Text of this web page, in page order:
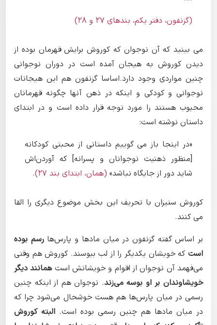
(گزنفون، دفتر یکم، بندهای ۲۷ و ۲۸)
می بینید که آن نوجوان که کوروش برایش قهرمان بوده از
دیدن کوروش به هیجان آمده است در دوران نوجوانی
چنین مواردی وجود دارد.اساسا گزنفون هم این هیجانات
نوجوانی و کودکی و اینکه در ذهن آنها چگونه قهرمانان
محبوب هستند را مورد توجه قرار داده است و در ابتدای
داستان نوشته است:
«در اینجا باز می گوییم داستانی از محبتی کودکانه
[منظور ذهنیت نوجوانان و پسرانه] که آوردن‌اش
شاید دور از جایگاه نباشد» (همان، ابتدای بند ۲۷) .
کوروش ستیزان با تحریف این بخش موضوع دیگری را القا
می کنند.
بر اساس گفته گزنفون در میان مادها و پارس‌هارسم بوده
است که خویشان یکدیگر را از لب ببوسند. کوروش هم وقتی
می‌فهمد آن نوجوان از اقوام و خویشانش استهمانند دیگر
خویشاوندان بر او بوسه می‌زند. نوجوان هم از اینکه چنین
رسمی در میان پارس‌ها هم هست خوشحال می‌شود چرا که
در میان مادها هم چنین رسمی بوده است. البته کوروش